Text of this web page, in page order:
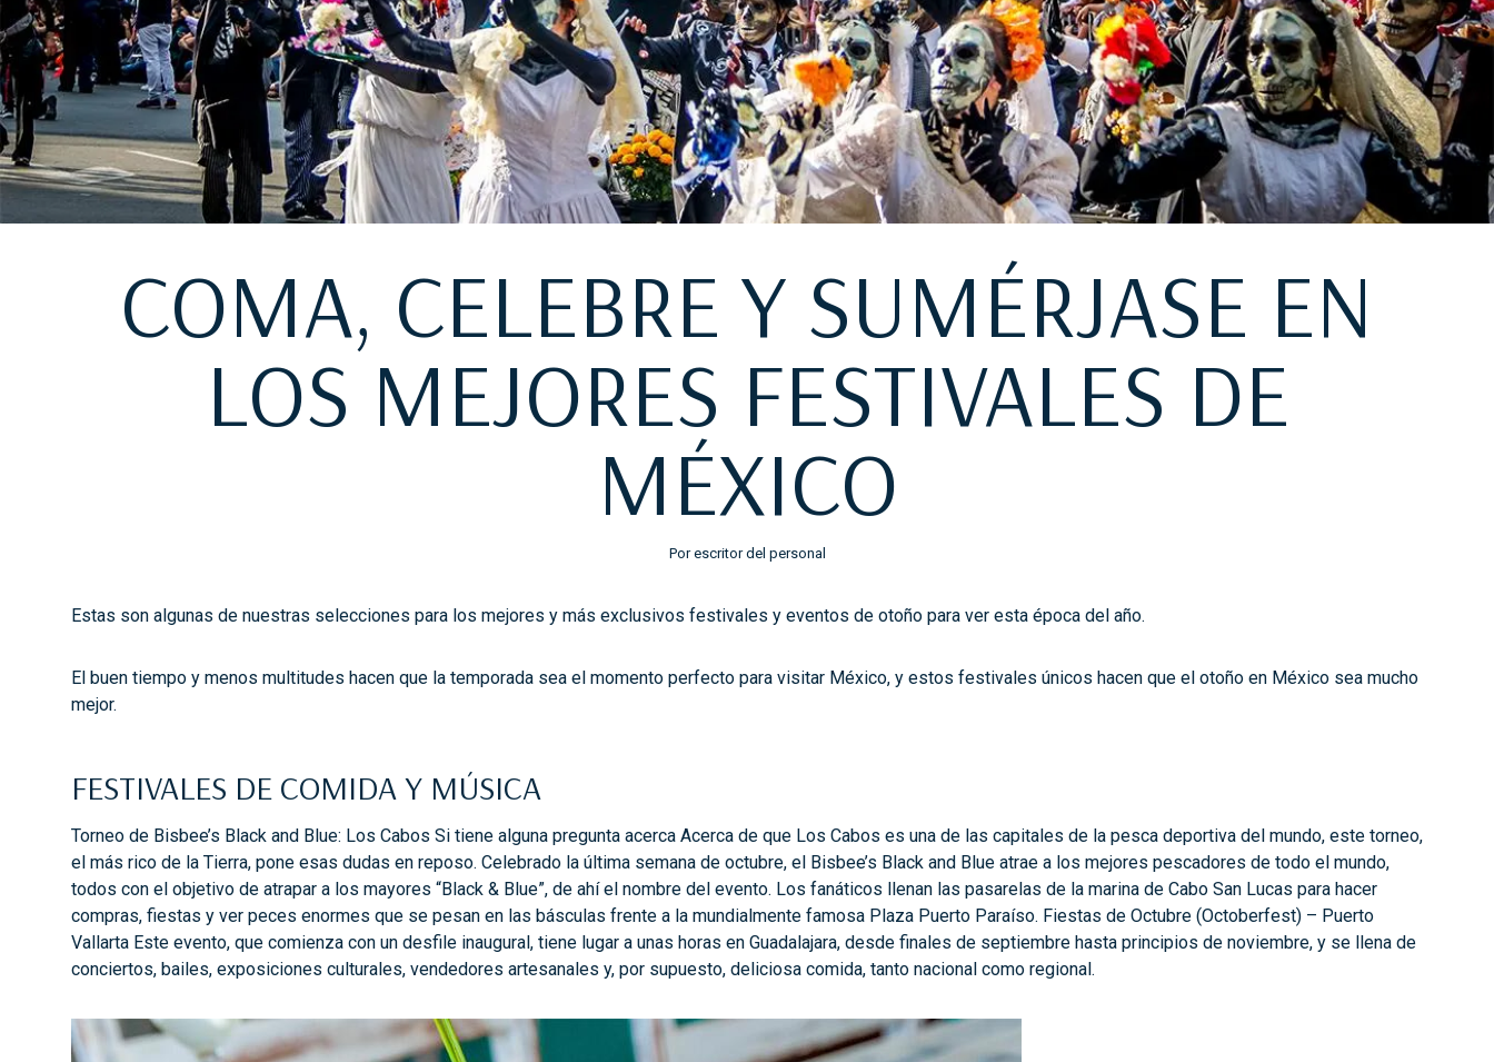
COMA, CELEBRE Y SUMÉRJASE EN
LOS MEJORES FESTIVALES DE
MÉXICO
Por escritor del personal
Estas son algunas de nuestras selecciones para los mejores y más exclusivos festivales y eventos de otoño para ver esta época del año.
El buen tiempo y menos multitudes hacen que la temporada sea el momento perfecto para visitar México, y estos festivales únicos hacen que el otoño en México sea mucho
mejor.
FESTIVALES DE COMIDA Y MÚSICA
Torneo de Bisbee’s Black and Blue: Los Cabos Si tiene alguna pregunta acerca Acerca de que Los Cabos es una de las capitales de la pesca deportiva del mundo, este torneo,
el más rico de la Tierra, pone esas dudas en reposo. Celebrado la última semana de octubre, el Bisbee’s Black and Blue atrae a los mejores pescadores de todo el mundo,
todos con el objetivo de atrapar a los mayores “Black & Blue”, de ahí el nombre del evento. Los fanáticos llenan las pasarelas de la marina de Cabo San Lucas para hacer
compras, fiestas y ver peces enormes que se pesan en las básculas frente a la mundialmente famosa Plaza Puerto Paraíso. Fiestas de Octubre (Octoberfest) – Puerto
Vallarta Este evento, que comienza con un desfile inaugural, tiene lugar a unas horas en Guadalajara, desde finales de septiembre hasta principios de noviembre, y se llena de
conciertos, bailes, exposiciones culturales, vendedores artesanales y, por supuesto, deliciosa comida, tanto nacional como regional.